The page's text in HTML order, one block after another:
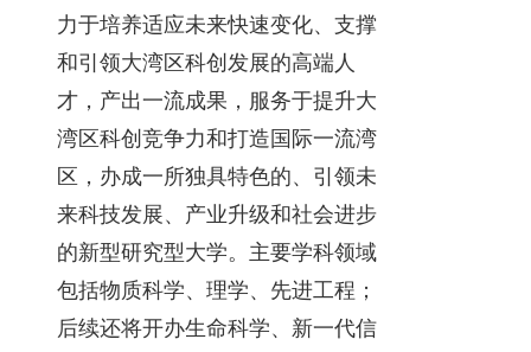
力于培养适应未来快速变化、支撑
和引领大湾区科创发展的高端人
才，产出一流成果，服务于提升大
湾区科创竞争力和打造国际一流湾
区，办成一所独具特色的、引领未
来科技发展、产业升级和社会进步
的新型研究型大学。主要学科领域
包括物质科学、理学、先进工程；
后续还将开办生命科学、新一代信